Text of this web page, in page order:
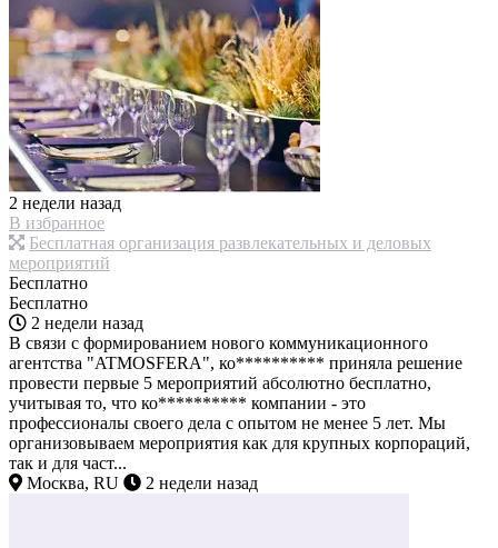
2 недели назад
В избранное
Бесплатная организация развлекательных и деловых
мероприятий
Бесплатно
Бесплатно
2 недели назад
В связи с формированием нового коммуникационного
агентства "ATMOSFERA", ко********** приняла решение
провести первые 5 мероприятий абсолютно бесплатно,
учитывая то, что ко********** компании - это
профессионалы своего дела с опытом не менее 5 лет. Мы
организовываем мероприятия как для крупных корпораций,
так и для част...
Москва, RU
2 недели назад